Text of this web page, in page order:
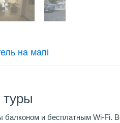
на мапi
и бесплатным Wi-Fi.